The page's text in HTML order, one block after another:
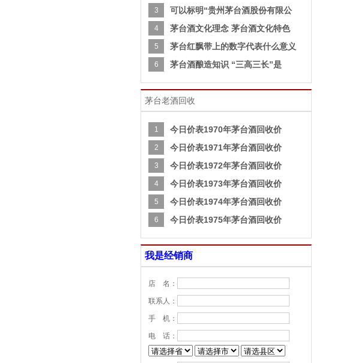
3 可以标明“贵州茅台酒股份有限公
4 茅台酒文化理念 茅台酒文化特色
5 茅台红飘带上的数字代表什么意义
6 茅台酒酿造知识 “三高三长”是
茅台老酒回收
1 今日价表1970年茅台酒回收价
2 今日价表1971年茅台酒回收价
3 今日价表1972年茅台酒回收价
4 今日价表1973年茅台酒回收价
5 今日价表1974年茅台酒回收价
6 今日价表1975年茅台酒回收价
我是经销商
店 名：
联系人：
手 机：
电 话：